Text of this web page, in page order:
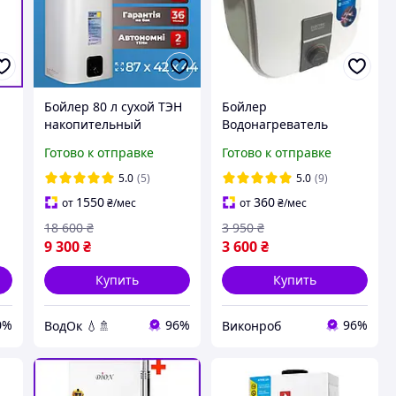
Бойлер 80 л сухой ТЭН
накопительный
водонагреватель
Бойлер 80 литров
сухой тэн
Готово к отправке
5.0 (5)
от 1550 ₴/мес
9 300 ₴
18 600 ₴
Купить
ВодОк 💧🚿 96%
Бойлер
Водонагреватель
Мидея под мойку
Готово к отправке
5.0 (9)
от360₴/мес
3 600₴
3 950 ₴
Купить
Виконроб 96%